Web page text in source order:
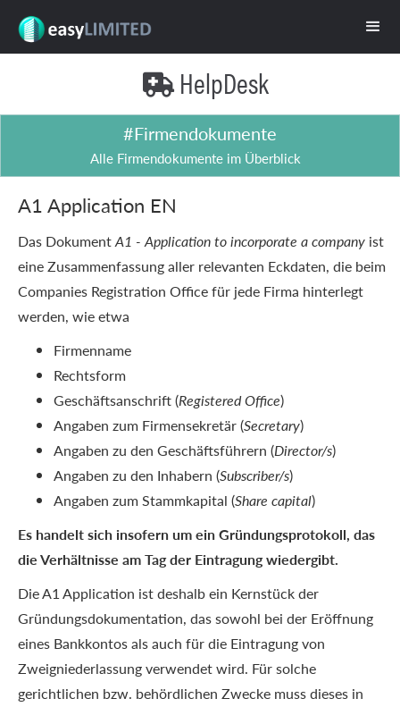
HelpDesk
#Firmendokumente
Alle Firmendokumente im Überblick
A1 Application EN
Das DokumentA1 - Application to incorporate a company ist
eine Zusammenfassung aller relevanten Eckdaten, die beim
Companies Registration Office für jede Firma hinterlegt
werden, wie etwa
Firmenname
Rechtsform
Geschäftsanschrift (Registered Office)
Angaben zum Firmensekretär (Secretary)
Angaben zu den Geschäftsführern (Director/s)
Angaben zu den Inhabern (Subscriber/s)
Angaben zum Stammkapital (Share capital)
Es handelt sich insofern um ein Gründungsprotokoll, das
die Verhältnisse am Tag der Eintragung wiedergibt.
Die A1 Application ist deshalb ein Kernstück der
Gründungsdokumentation, das sowohl bei der Eröffnung
eines Bankkontos als auch für die Eintragung von
Zweigniederlassung verwendet wird. Für solche
gerichtlichen bzw. behördlichen Zwecke muss dieses in